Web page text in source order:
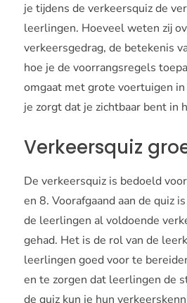
je tijdens de verkeersquiz de
leerlingen. Hoeveel weten zij
verkeersgedrag, de betekenis
hoe je de voorrangsregels
omgaat met grote voertuigen
je zorgt dat je zichtbaar bent in
Verkeersquiz
De verkeersquiz is bedoeld
en 8. Voorafgaand aan de quiz
de leerlingen al voldoende
gehad. Het is de rol van de
leerlingen goed voor te
en te zorgen dat leerlingen de
de quiz kun je hun